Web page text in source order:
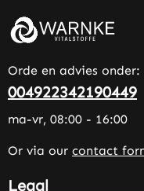
Orde en advies onder:
004922342190449
ma-vr, 08:00 - 16:00
Or via our contact
Legal